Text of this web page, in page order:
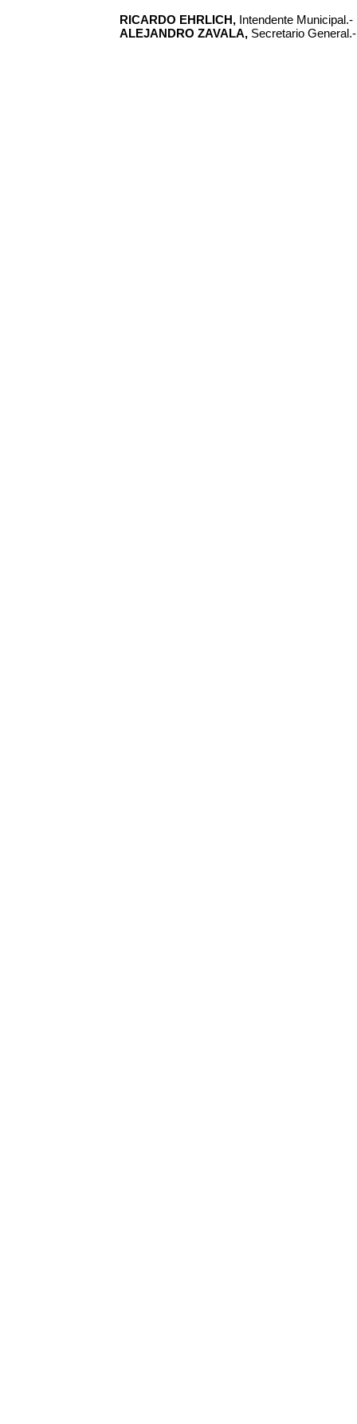
RICARDO EHRLICH, Intendente Municipal.-
ALEJANDRO ZAVALA, Secretario General.-